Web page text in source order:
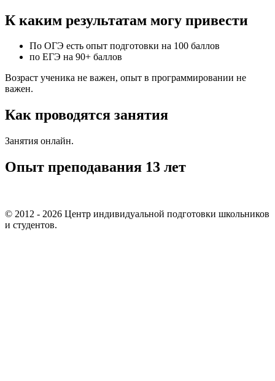
К каким результатам могу привести
По ОГЭ есть опыт подготовки на 100 баллов
по ЕГЭ на 90+ баллов
Возраст ученика не важен, опыт в программировании не
важен.
Как проводятся занятия
Занятия онлайн.
Опыт преподавания 13 лет
© 2012 - 2026 Центр индивидуальной подготовки школьников
и студентов.